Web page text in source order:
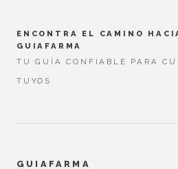
ENCONTRA EL CAMINO
GUIAFARMA
TU GUÍA CONFIABLE PARA
TUYOS
GUIAFARMA